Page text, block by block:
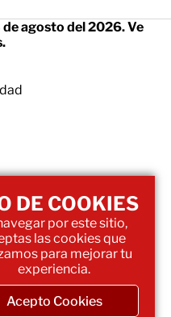
agosto del 2026. Ve
DE COOKIES
por este sitio,
las cookies que
para mejorar tu
experiencia.
Acepto Cookies